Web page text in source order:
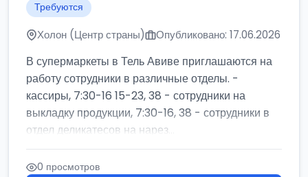
Требуются
Холон (Центр страны) Опубликовано: 17.06.2026
В супермаркеты в Тель Авиве приглашаются на
работу сотрудники в различные отделы. -
кассиры, 7:30-16 15-23, 38 - сотрудники на
выкладку продукции, 7:30-16, 38 - сотрудники в
отдел деликатесов на нарез...
0 просмотров